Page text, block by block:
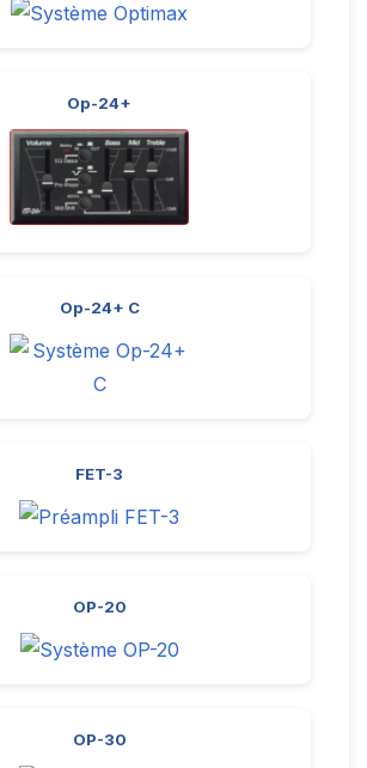
Op-24+
Op-24+ C
FET-3
OP-20
OP-30